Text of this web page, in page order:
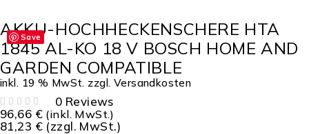
Save
AKKU-HOCHHECKENSCHERE HTA
1845 AL-KO 18 V BOSCH HOME AND
GARDEN COMPATIBLE
inkl. 19 % MwSt. zzgl. Versandkosten
0 Reviews
96,66 € (inkl. MwSt.)
81,23 € (zzgl. MwSt.)